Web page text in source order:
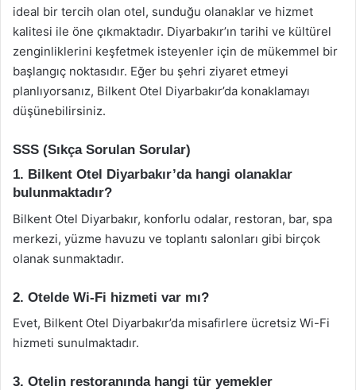
ideal bir tercih olan otel, sunduğu olanaklar ve hizmet
kalitesi ile öne çıkmaktadır. Diyarbakır’ın tarihi ve kültürel
zenginliklerini keşfetmek isteyenler için de mükemmel bir
başlangıç noktasıdır. Eğer bu şehri ziyaret etmeyi
planlıyorsanız, Bilkent Otel Diyarbakır’da konaklamayı
düşünebilirsiniz.
SSS (Sıkça Sorulan Sorular)
1. Bilkent Otel Diyarbakır’da hangi olanaklar
bulunmaktadır?
Bilkent Otel Diyarbakır, konforlu odalar, restoran, bar, spa
merkezi, yüzme havuzu ve toplantı salonları gibi birçok
olanak sunmaktadır.
2. Otelde Wi-Fi hizmeti var mı?
Evet, Bilkent Otel Diyarbakır’da misafirlere ücretsiz Wi-Fi
hizmeti sunulmaktadır.
3. Otelin restoranında hangi tür yemekler